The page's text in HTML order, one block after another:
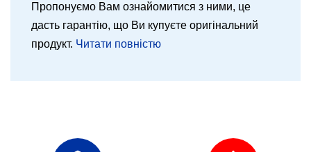
Пропонуємо Вам ознайомитися з ними, це
дасть гарантію, що Ви купуєте оригінальний
продукт. Читати повністю